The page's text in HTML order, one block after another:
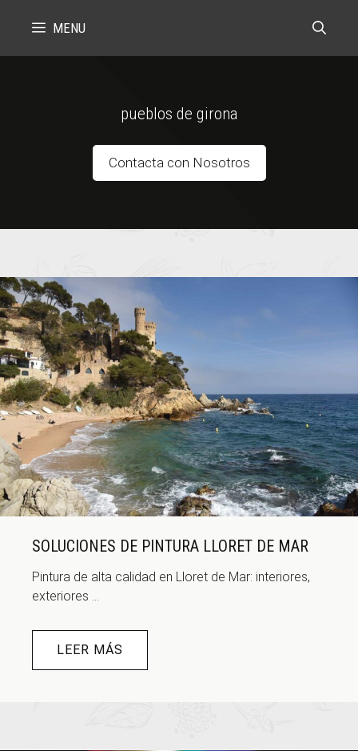
MENU
pueblos de girona
Contacta con Nosotros
SOLUCIONES DE PINTURA LLORET DE MAR
Pintura de alta calidad en Lloret de Mar: interiores,
exteriores ...
LEER MÁS